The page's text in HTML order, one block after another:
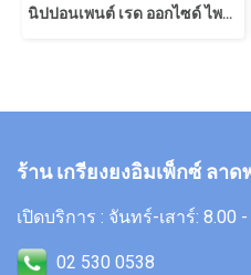
นิปปอนเพนต์ เรด ออกไซด์ ไพรเมอร์
ร้าน เกรียงยงอิมเพ็กซ์ ลาด
เปิดบริการ : จันทร์-เสาร์: 8.00
02 530 0538